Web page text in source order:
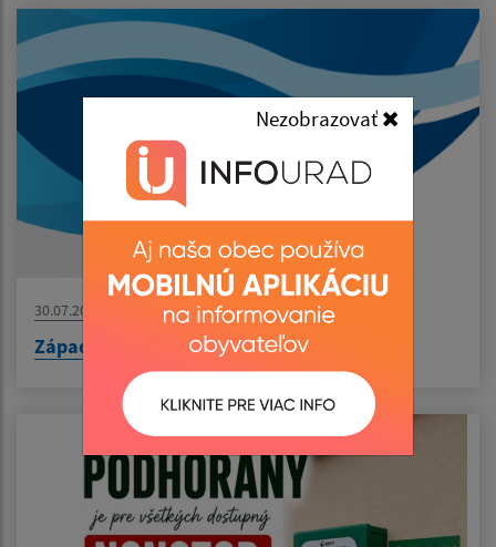
Nezobrazovať
30.07.2026
Západoslovenská vodárenská oznamuje